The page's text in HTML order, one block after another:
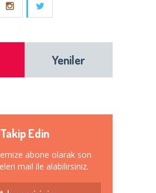
Yeniler
Takip Edin
abone olarak son
mail ile alabilirsiniz.